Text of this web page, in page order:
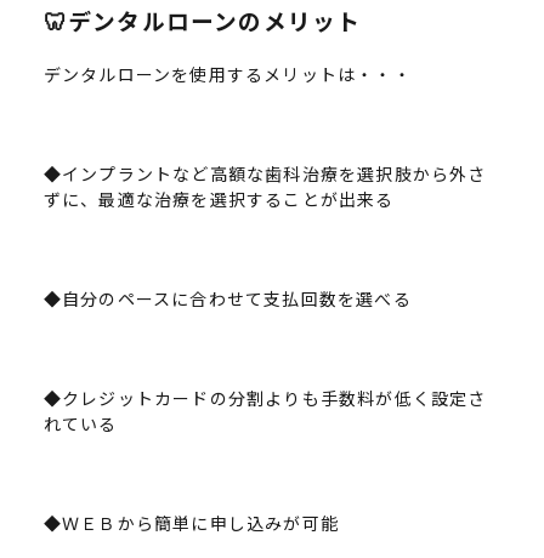
🦷デンタルローンのメリット
デンタルローンを使用するメリットは・・・
◆インプラントなど高額な歯科治療を選択肢から外さ
ずに、最適な治療を選択することが出来る
◆自分のペースに合わせて支払回数を選べる
◆クレジットカードの分割よりも手数料が低く設定さ
れている
◆ＷＥＢから簡単に申し込みが可能